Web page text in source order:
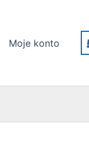
Moje konto